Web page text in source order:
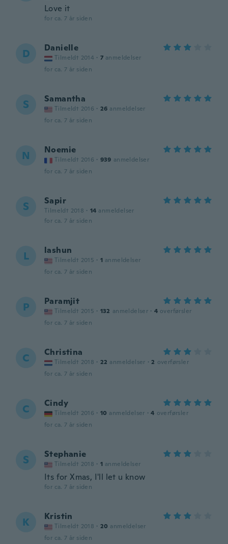
Love it
for ca. 7 år siden
D Danielle
Tilmeldt 2014 · 7 anmeldelser
for ca. 7 år siden
S Samantha
Tilmeldt 2016 · 26 anmeldelser
for ca. 7 år siden
N Noemie
Tilmeldt 2016 · 939 anmeldelser
for ca. 7 år siden
S Sapir
Tilmeldt 2018 · 14 anmeldelser
for ca. 7 år siden
L lashun
Tilmeldt 2015 · 1 anmeldelser
for ca. 7 år siden
P Paramjit
Tilmeldt 2015 · 132 anmeldelser · 4 overførsler
for ca. 7 år siden
C Christina
Tilmeldt 2018 · 22 anmeldelser · 2 overførsler
for ca. 7 år siden
C Cindy
Tilmeldt 2016 · 10 anmeldelser · 4 overførsler
for ca. 7 år siden
S Stephanie
Tilmeldt 2018 · 1 anmeldelser
Its for Xmas, I'll let u know
for ca. 7 år siden
K Kristin
Tilmeldt 2018 · 20 anmeldelser
for ca. 7 år siden